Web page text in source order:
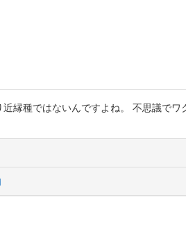
縁種ではないんですよね。 不思議でワ